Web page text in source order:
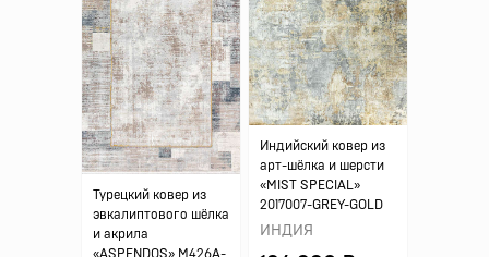
Турецкий ковер из
эвкалиптового шёлка
и акрила
«ASPENDOS» M426A-
Индийский ковер из
арт-шёлка и шерсти
«MIST SPECIAL»
2017007-GREY-GOLD
ИНДИЯ